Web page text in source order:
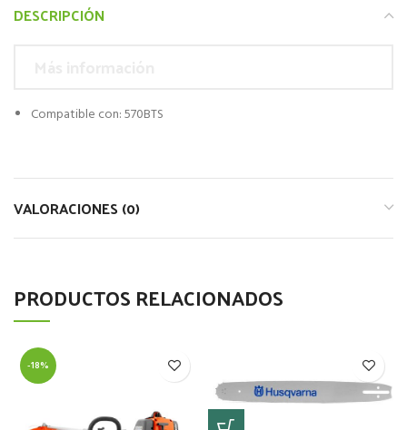
DESCRIPCIÓN
Compatible con: 570BTS
VALORACIONES (0)
PRODUCTOS RELACIONADOS
-18%